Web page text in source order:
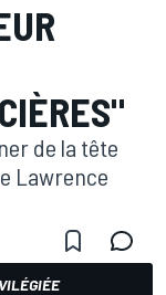
de la tête
Lawrence